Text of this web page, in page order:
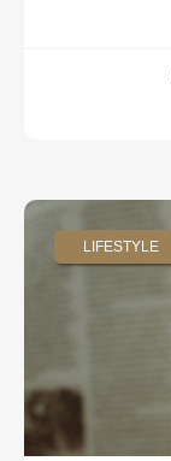
LIFESTYLE